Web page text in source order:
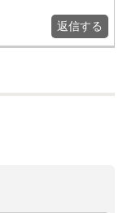
返信する